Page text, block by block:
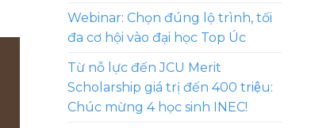
Webinar: Chọn đúng lộ trình, tối
đa cơ hội vào đại học Top Úc
Từ nỗ lực đến JCU Merit
Scholarship giá trị đến 400 triệu:
Chúc mừng 4 học sinh INEC!